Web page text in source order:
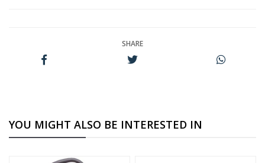
SHARE
YOU MIGHT ALSO BE INTERESTED IN